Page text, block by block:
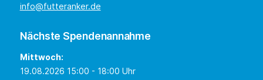
info@futteranker.de
Nächste Spendenannahme
Mittwoch:
19.08.2026 15:00 - 18:00 Uhr